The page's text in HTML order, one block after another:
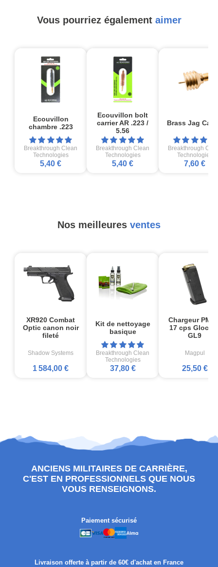
Vous pourriez également aimer
Ecouvillon
chambre .223
Breakthrough Clean
Technologies
5,40 €
Ecouvillon bolt
carrier AR .223 /
5.56
Breakthrough Clean
Technologies
5,40 €
Brass Jag Cal
Breakthrough
Technologies
7,60 €
Nos meilleures ventes
XR920 Combat
Optic canon noir
fileté
Shadow Systems
1 584,00 €
Kit de nettoyage
basique
Breakthrough Clean
Technologies
37,80 €
Chargeur
17 cps
GL9
Magpul
25,50 €
ANCIENS MILITAIRES DE CARRIÈRE,
C'EST EN PROFESSIONNELS QUE NOUS
VOUS RENSEIGNONS.
Paiement sécurisé
Livraison offerte à partir de 60€ d'achat en France